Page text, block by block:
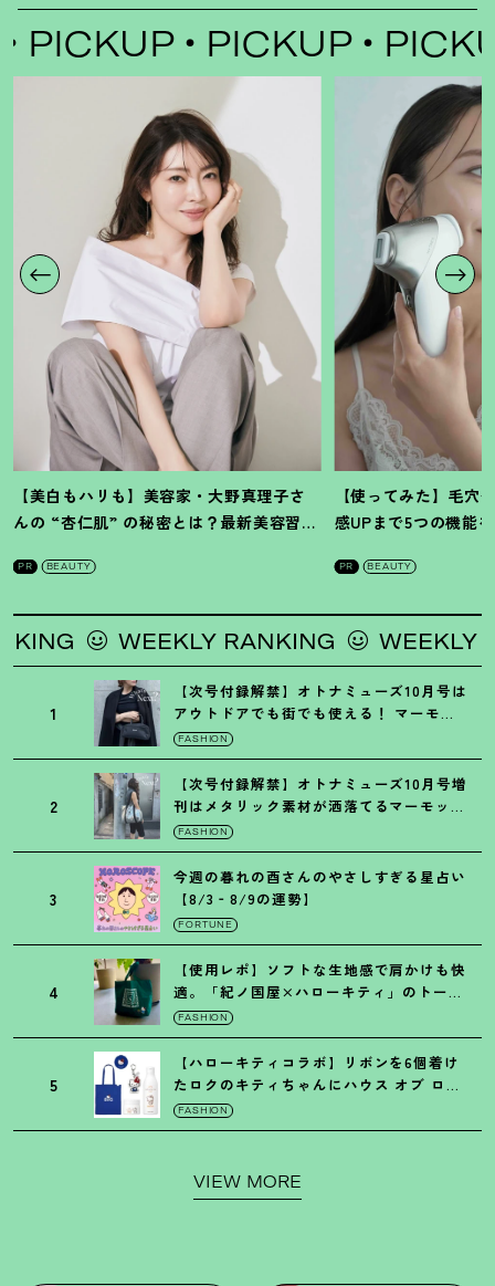
PICKUP PICKUP
【美白もハリも】美容家・大野真理子さ
んの “杏仁肌” の秘密とは ？ 最新美容習慣
PR BEAUTY
【使ってみた】毛穴
感UPまで5つの機能
PR BEAUTY
WEEKLY RANKING WEEKLY
1
【次号付録解禁】オトナミューズ10月号は
アウトドアでも街でも使える ！ マーモッ
トの黒ショルダー
FASHION
2
【次号付録解禁】オトナミューズ10月号増
刊はメタリック素材が洒落てるマーモット
の保冷バッグ
FASHION
3
今週の暮れの酉さんのやさしすぎる星占い
【8/3‐8/9の運勢】
FORTUNE
4
【使用レポ】ソフトな生地感で肩かけも快
適。「紀ノ国屋×ハローキティ」のトート
がガシガシ使えて最高です
FASHION
5
【ハローキティコラボ】リボンを6個着け
たロクのキティちゃんにハウス オブ ロー
ゼの限定パケも
FASHION
VIEW MORE